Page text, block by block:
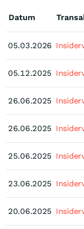
Datum
05.03.2026
05.12.2025
26.06.2025
26.06.2025
25.06.2025
23.06.2025
20.06.2025
05.03.2026
05.12.2025
26.06.2025
26.06.2025
25.06.2025
23.06.2025
20.06.2025